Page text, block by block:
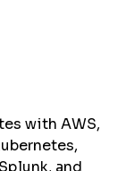
with AWS,
and